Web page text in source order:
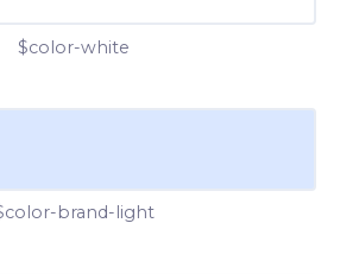
$color-white
brand-light